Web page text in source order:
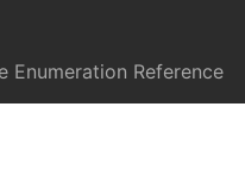
Enumeration Reference